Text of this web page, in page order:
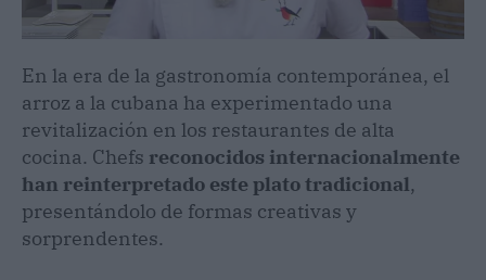
En la era de la gastronomía contemporánea, el
arroz a la cubana ha experimentado una
revitalización en los restaurantes de alta
cocina. Chefs reconocidos internacionalmente
han reinterpretado este plato tradicional,
presentándolo de formas creativas y
sorprendentes.